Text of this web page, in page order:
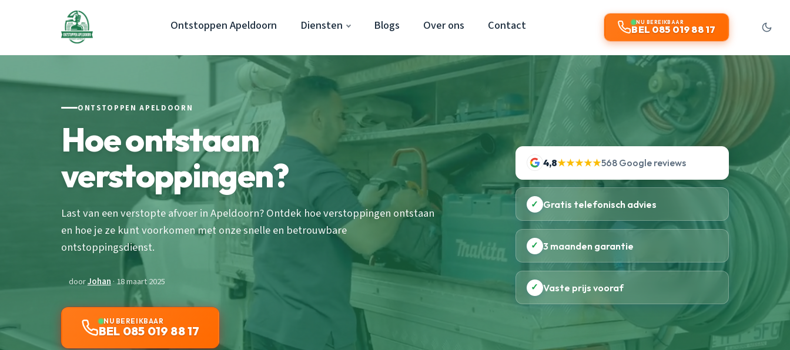
Ontstoppen Apeldoorn Diensten Blogs Over ons Contact NU BEREIKBAAR
BEL 085 019 88 17
ONTSTOPPEN APELDOORN
Hoe ontstaan
verstoppingen?
Last van een verstopte afvoer in Apeldoorn? Ontdek hoe verstoppingen ontstaan
en hoe je ze kunt voorkomen met onze snelle en betrouwbare
ontstoppingsdienst.
doorJohan · 18 maart 2025
NU BEREIKBAAR
BEL 085 019 88 17
4,8★★★★★568 Google reviews
✓ Gratis telefonisch advies
✓ 3 maanden garantie
✓ Vaste prijs vooraf